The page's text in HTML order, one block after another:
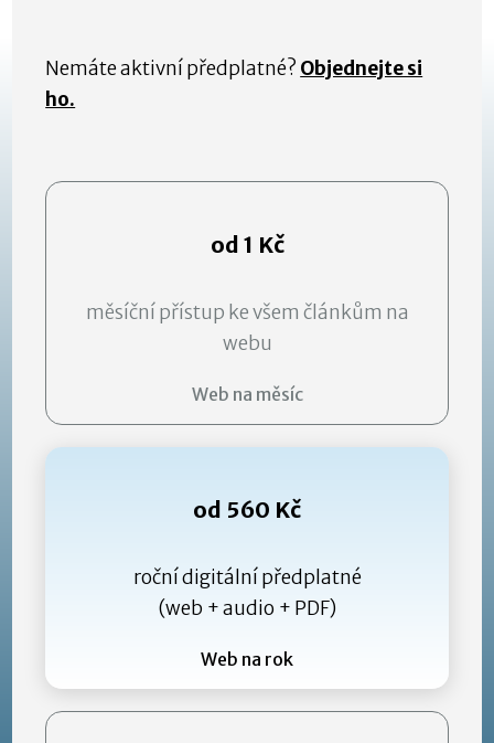
Nemáte aktivní předplatné? Objednejte si
ho.
od 1 Kč
měsíční přístup ke všem článkům na
webu
Web na měsíc
od 560 Kč
roční digitální předplatné
(web + audio + PDF)
Web na rok